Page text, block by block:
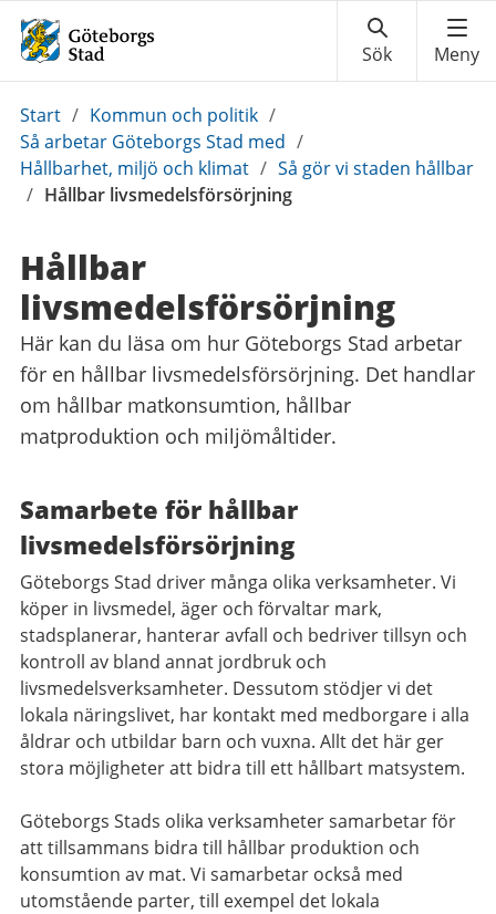
Du
är
här:
Start / Kommun och politik /
Så arbetar Göteborgs Stad med /
Hållbarhet, miljö och klimat / Så gör vi staden hållbar
/ Hållbar livsmedelsförsörjning
Hållbar
livsmedelsförsörjning
Här kan du läsa om hur Göteborgs Stad arbetar
för en hållbar livsmedelsförsörjning. Det handlar
om hållbar matkonsumtion, hållbar
matproduktion och miljömåltider. ​​​​​​​
Samarbete för hållbar
livsmedelsförsörjning
Göteborgs Stad driver många olika verksamheter. Vi
köper in livsmedel, äger och förvaltar mark,
stadsplanerar, hanterar avfall och bedriver tillsyn och
kontroll av bland annat jordbruk och
livsmedelsverksamheter. Dessutom stödjer vi det
lokala näringslivet, har kontakt med medborgare i alla
åldrar och utbildar barn och vuxna. Allt det här ger
stora möjligheter att bidra till ett hållbart matsystem.
Göteborgs Stads olika verksamheter samarbetar för
att tillsammans bidra till hållbar produktion och
konsumtion av mat. Vi samarbetar också med
utomstående parter, till exempel det lokala